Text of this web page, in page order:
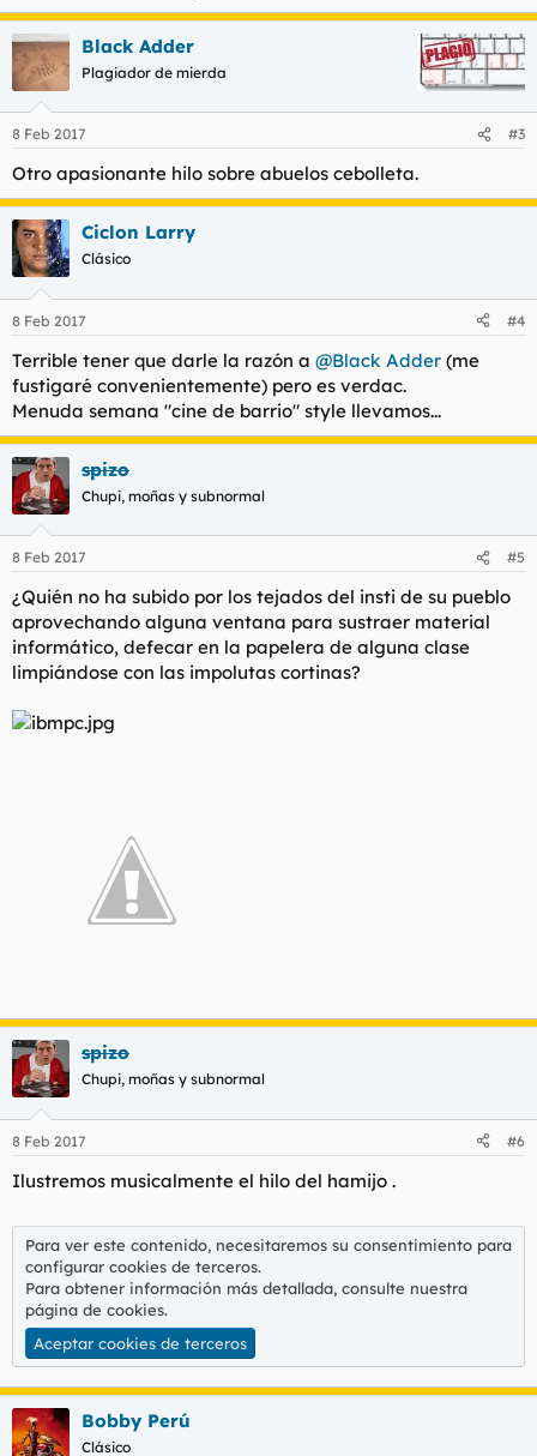
Black Adder
Plagiador de mierda
8 Feb 2017 #3
Otro apasionante hilo sobre abuelos cebolleta.
Ciclon Larry
Clásico
8 Feb 2017 #4
Terrible tener que darle la razón a @Black Adder (me
fustigaré convenientemente) pero es verdac.
Menuda semana "cine de barrio" style llevamos...
spizo
Chupi, moñas y subnormal
8 Feb 2017 #5
¿Quién no ha subido por los tejados del insti de su pueblo
aprovechando alguna ventana para sustraer material
informático, defecar en la papelera de alguna clase
limpiándose con las impolutas cortinas?
spizo
Chupi, moñas y subnormal
8 Feb 2017 #6
Ilustremos musicalmente el hilo del hamijo .
Para ver este contenido, necesitaremos su consentimiento para
configurar cookies de terceros.
Para obtener información más detallada, consulte nuestra
página de cookies.
Aceptar cookies de terceros
Bobby Perú
Clásico